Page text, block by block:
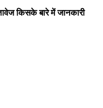
किसके बारे में जानकारी